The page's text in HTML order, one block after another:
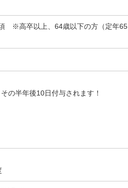
※高卒以上、64歳以下の方（定年65
の半年後10日付与されます！